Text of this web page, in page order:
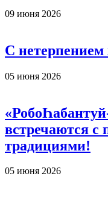
09 июня 2026
С
05 июня 2026
встречаются с
традициями!
05 июня 2026